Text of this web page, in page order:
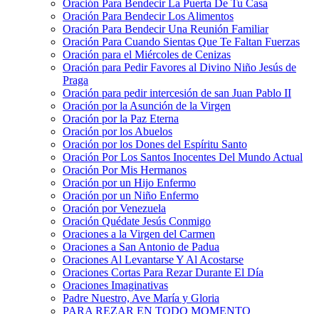
Oración Para Bendecir La Puerta De Tu Casa
Oración Para Bendecir Los Alimentos
Oración Para Bendecir Una Reunión Familiar
Oración Para Cuando Sientas Que Te Faltan Fuerzas
Oración para el Miércoles de Cenizas
Oración para Pedir Favores al Divino Niño Jesús de
Praga
Oración para pedir intercesión de san Juan Pablo II
Oración por la Asunción de la Virgen
Oración por la Paz Eterna
Oración por los Abuelos
Oración por los Dones del Espíritu Santo
Oración Por Los Santos Inocentes Del Mundo Actual
Oración Por Mis Hermanos
Oración por un Hijo Enfermo
Oración por un Niño Enfermo
Oración por Venezuela
Oración Quédate Jesús Conmigo
Oraciones a la Virgen del Carmen
Oraciones a San Antonio de Padua
Oraciones Al Levantarse Y Al Acostarse
Oraciones Cortas Para Rezar Durante El Día
Oraciones Imaginativas
Padre Nuestro, Ave María y Gloria
PARA REZAR EN TODO MOMENTO